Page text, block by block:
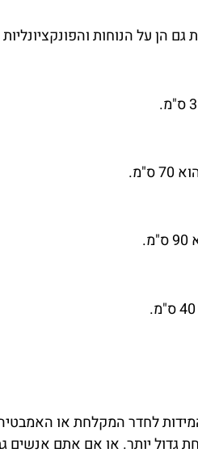
הן על הנוחות
לחדר המקלחת או
יותר. או אם אתם אנשים